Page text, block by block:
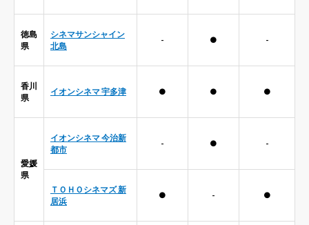
徳島
県
シネマサンシャイン
北島
- ● -
香川
県
イオンシネマ 宇多津 ● ● ●
愛媛
県
イオンシネマ 今治新
都市
- ● -
ＴＯＨＯシネマズ 新
居浜
● - ●